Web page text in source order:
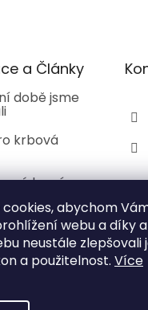
abychom
webu a díky
neustále zlepšovali
a použitelnost. Více
a Články
době jsme
krbová
komíny